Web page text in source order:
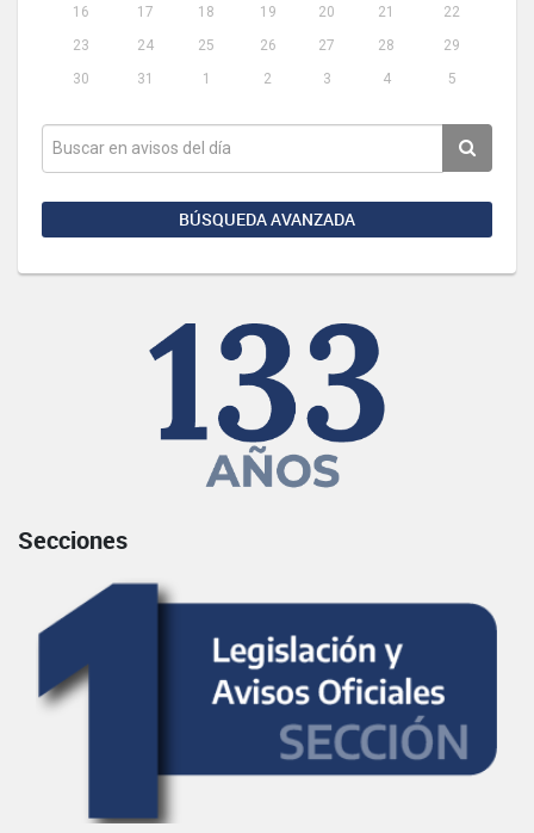
16
17 18 19 20 21
22
23
24 25 26 27 28
29
30
31 1 2 3 4 5
BÚSQUEDA AVANZADA
Secciones